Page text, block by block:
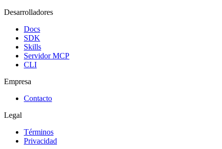
Desarrolladores
Docs
SDK
Skills
Servidor MCP
CLI
Empresa
Contacto
Legal
Términos
Privacidad